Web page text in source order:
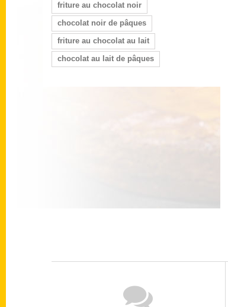
friture au chocolat noir
chocolat noir de pâques
friture au chocolat au lait
chocolat au lait de pâques